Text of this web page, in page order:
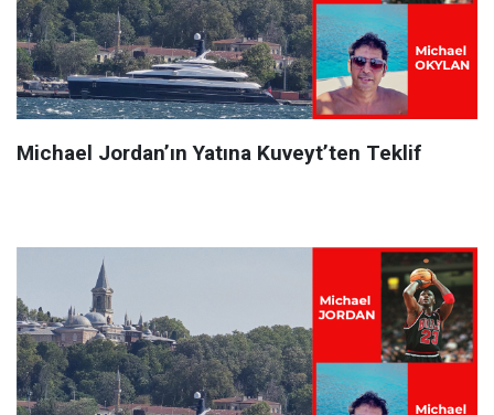
Michael Jordan’ın Yatına Kuveyt’ten Teklif